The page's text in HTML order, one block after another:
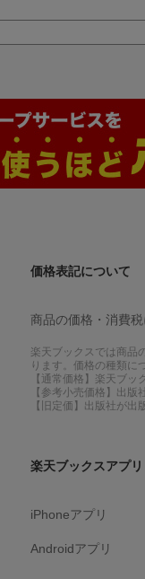
価格表記について
商品の価格・消費
楽天ブックスでは商品
ります。価格の種類に
【通常価格】楽天ブッ
【参考小売価格】出版
【旧定価】出版社が出
楽天ブックスアプリ
iPhoneアプリ
Androidアプリ